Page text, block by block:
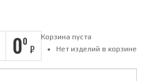
00
₽
Корзина пуста
Нет изделий в корзине